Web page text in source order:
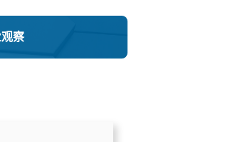
察